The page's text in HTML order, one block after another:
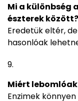
Mi a különbség
észterek között?
Eredetük eltér,
hasonlóak
Miért
Enzimek